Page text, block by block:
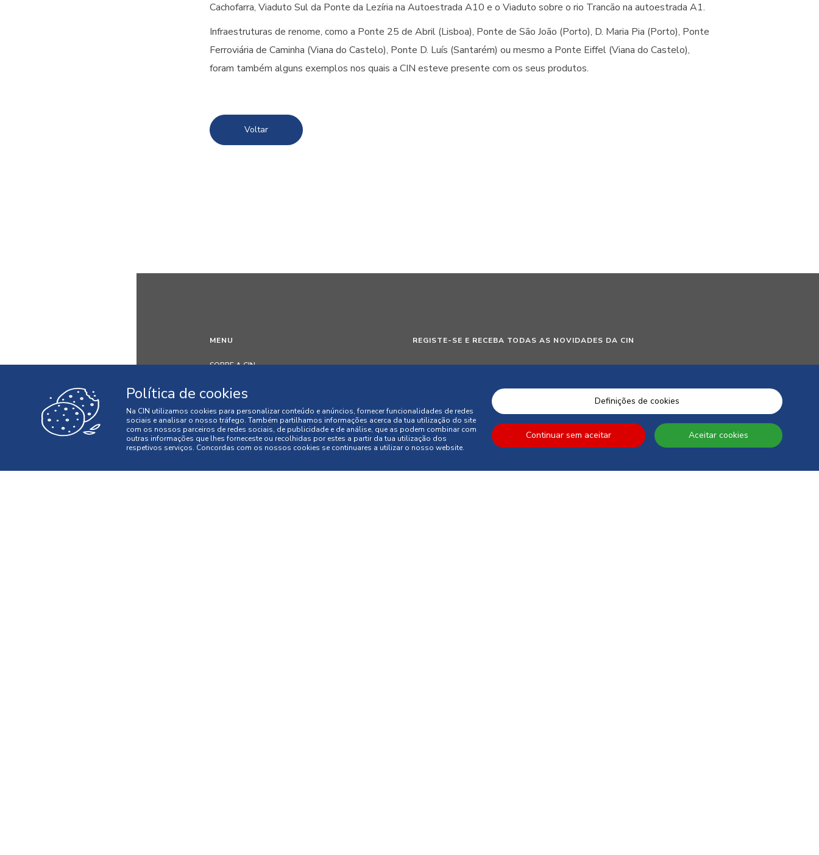
Cachofarra, Viaduto Sul da Ponte da Lezíria na Autoestrada A10 e o Viaduto sobre o rio Trancão na autoestrada A1.
Infraestruturas de renome, como a Ponte 25 de Abril (Lisboa), Ponte de São João (Porto), D. Maria Pia (Porto), Ponte
Ferroviária de Caminha (Viana do Castelo), Ponte D. Luís (Santarém) ou mesmo a Ponte Eiffel (Viana do Castelo),
foram também alguns exemplos nos quais a CIN esteve presente com os seus produtos.
Voltar
MENU
SOBRE A CIN
SUSTENTABILIDADE
PESSOAS
MEDIA
REGISTE-SE E RECEBA TODAS AS NOVIDADES DA CIN
Política de cookies
Na CIN utilizamos cookies para personalizar conteúdo e anúncios, fornecer funcionalidades de redes
sociais e analisar o nosso tráfego. Também partilhamos informações acerca da tua utilização do site
com os nossos parceiros de redes sociais, de publicidade e de análise, que as podem combinar com
outras informações que lhes forneceste ou recolhidas por estes a partir da tua utilização dos
respetivos serviços. Concordas com os nossos cookies se continuares a utilizar o nosso website.
Definições de cookies
Continuar sem aceitar Aceitar cookies